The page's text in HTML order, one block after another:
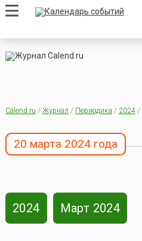
Calend.ru / Журнал / Периодика / 2024/
20 марта 2024 года
2024 Март 2024